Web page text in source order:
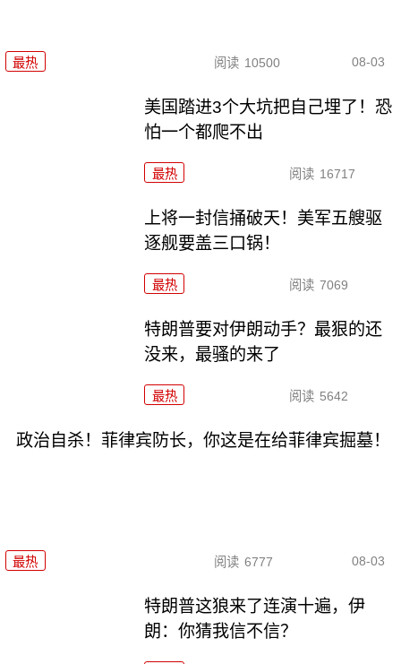
最热 阅读 10500 08-03
美国踏进3个大坑把自己埋了！恐
怕一个都爬不出
最热 阅读 16717
上将一封信捅破天！美军五艘驱
逐舰要盖三口锅！
最热 阅读 7069
特朗普要对伊朗动手？最狠的还
没来，最骚的来了
最热 阅读 5642
政治自杀！菲律宾防长，你这是在给菲律宾掘墓！
最热 阅读 6777 08-03
特朗普这狼来了连演十遍，伊
朗：你猜我信不信？